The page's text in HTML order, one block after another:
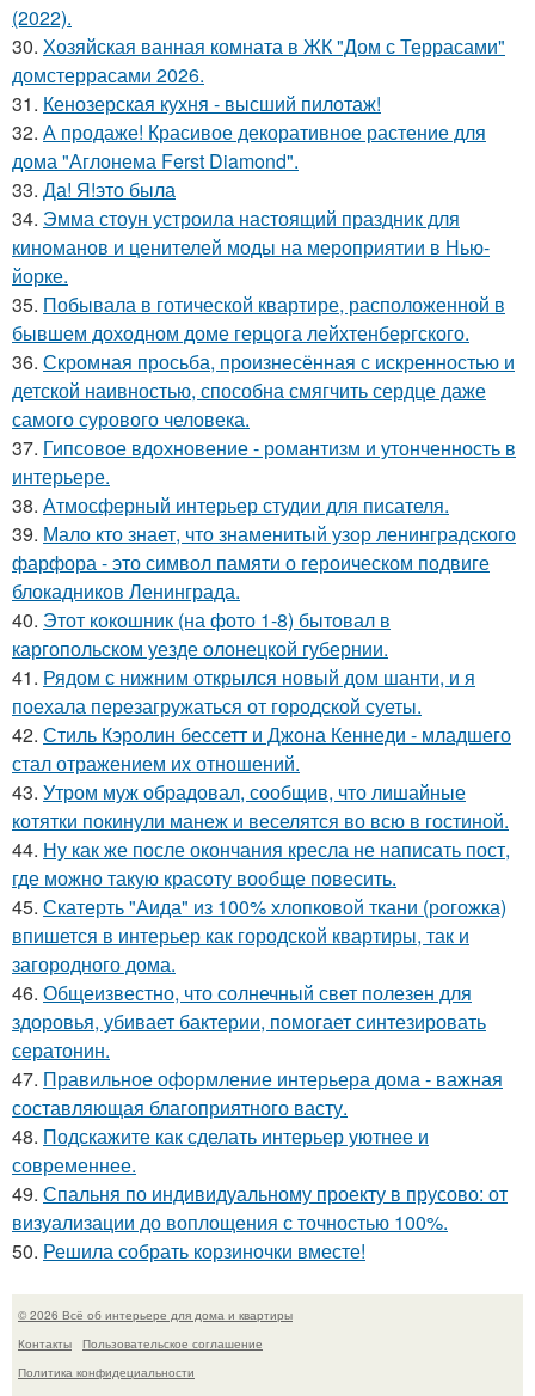
(2022).
30. Хозяйская ванная комната в ЖК "Дом с Террасами"
домстеррасами 2026.
31. Кенозерская кухня - высший пилотаж!
32. А продаже! Красивое декоративное растение для
дома "Аглонема Ferst Diamond".
33. Да! Я!это была
34. Эмма стоун устроила настоящий праздник для
киноманов и ценителей моды на мероприятии в Нью-
йорке.
35. Побывала в готической квартире, расположенной в
бывшем доходном доме герцога лейхтенбергского.
36. Скромная просьба, произнесённая с искренностью и
детской наивностью, способна смягчить сердце даже
самого сурового человека.
37. Гипсовое вдохновение - романтизм и утонченность в
интерьере.
38. Атмосферный интерьер студии для писателя.
39. Мало кто знает, что знаменитый узор ленинградского
фарфора - это символ памяти о героическом подвиге
блокадников Ленинграда.
40. Этот кокошник (на фото 1-8) бытовал в
каргопольском уезде олонецкой губернии.
41. Рядом с нижним открылся новый дом шанти, и я
поехала перезагружаться от городской суеты.
42. Стиль Кэролин бессетт и Джона Кеннеди - младшего
стал отражением их отношений.
43. Утром муж обрадовал, сообщив, что лишайные
котятки покинули манеж и веселятся во всю в гостиной.
44. Ну как же после окончания кресла не написать пост,
где можно такую красоту вообще повесить.
45. Скатерть "Аида" из 100% хлопковой ткани (рогожка)
впишется в интерьер как городской квартиры, так и
загородного дома.
46. Общеизвестно, что солнечный свет полезен для
здоровья, убивает бактерии, помогает синтезировать
сератонин.
47. Правильное оформление интерьера дома - важная
составляющая благоприятного васту.
48. Подскажите как сделать интерьер уютнее и
современнее.
49. Спальня по индивидуальному проекту в прусово: от
визуализации до воплощения с точностью 100%.
50. Решила собрать корзиночки вместе!
© 2026 Всё об интерьере для дома и квартиры
Контакты
Пользовательское соглашение
Политика конфидециальности